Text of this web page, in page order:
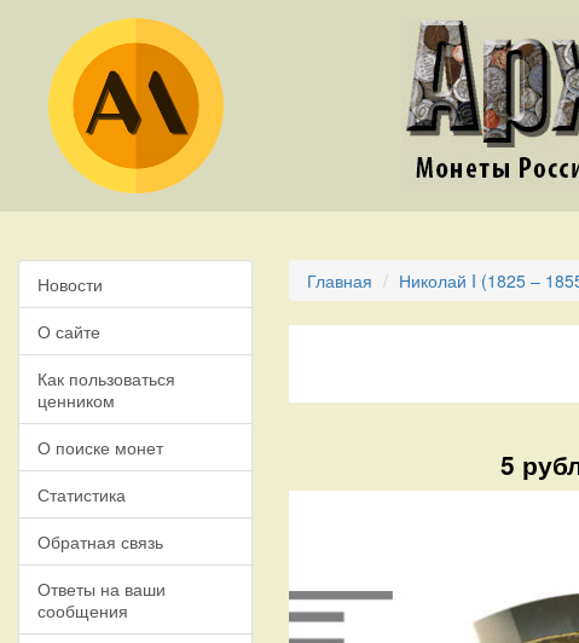
Новости
О сайте
Как пользоваться
ценником
О поиске монет
Статистика
Обратная связь
Ответы на ваши
сообщения
Главная Николай I (1825 –
5